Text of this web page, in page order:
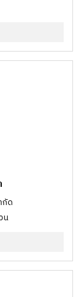
กัด
น